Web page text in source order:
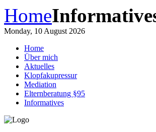
Home
Monday, 10 August 2026
Home
Über mich
Aktuelles
Klopfakupressur
Mediation
Elternberatung §95
Informatives